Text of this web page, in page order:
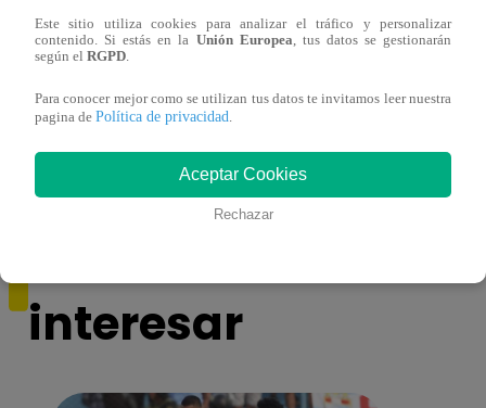
¡Imitadora de Laura Pausini se consagró
ganadora de Yo Soy: Nueva Generación!
interesar
Este sitio utiliza cookies para analizar el tráfico y personalizar
contenido. Si estás en la Unión Europea, tus datos se gestionarán
según el RGPD.
Para conocer mejor como se utilizan tus datos te invitamos leer nuestra
pagina de Política de privacidad.
Aceptar Cookies
Rechazar